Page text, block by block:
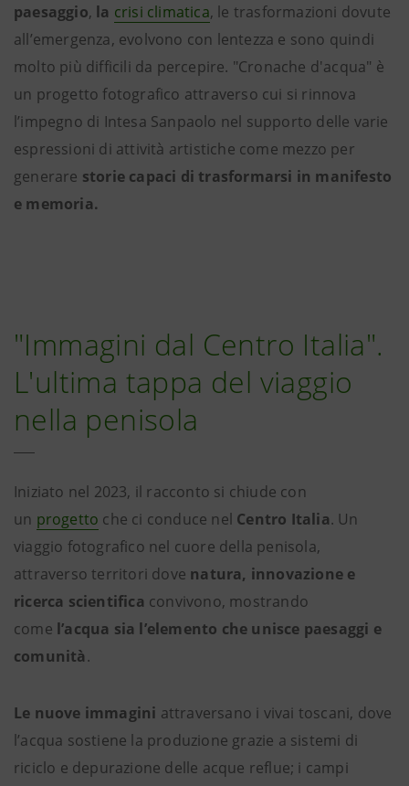
paesaggio, la crisi climatica, le trasformazioni dovute
all’emergenza, evolvono con lentezza e sono quindi
molto più difficili da percepire. "Cronache d'acqua" è
un progetto fotografico attraverso cui si rinnova
l’impegno di Intesa Sanpaolo nel supporto delle varie
espressioni di attività artistiche come mezzo per
generare storie capaci di trasformarsi in manifesto
e memoria.
"Immagini dal Centro Italia".
L'ultima tappa del viaggio
nella penisola
Iniziato nel 2023, il racconto si chiude con
un progetto che ci conduce nel Centro Italia. Un
viaggio fotografico nel cuore della penisola,
attraverso territori dove natura, innovazione e
ricerca scientifica convivono, mostrando
come l’acqua sia l’elemento che unisce paesaggi e
comunità.
Le nuove immagini attraversano i vivai toscani, dove
l’acqua sostiene la produzione grazie a sistemi di
riciclo e depurazione delle acque reflue; i campi